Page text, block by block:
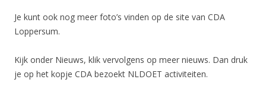
Je kunt ook nog meer foto’s vinden op de site van CDA
Loppersum.
Kijk onder Nieuws, klik vervolgens op meer nieuws. Dan druk
je op het kopje CDA bezoekt NLDOET activiteiten.